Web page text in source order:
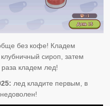
без кофе! Кладем
сироп, затем
кладем лед!
лед кладите первым, в